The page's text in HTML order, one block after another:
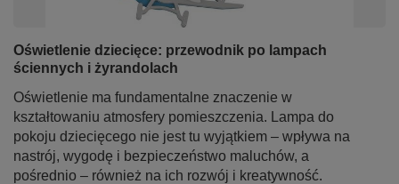
Oświetlenie dziecięce: przewodnik po lampach
ściennych i żyrandolach
Oświetlenie ma fundamentalne znaczenie w
kształtowaniu atmosfery pomieszczenia. Lampa do
pokoju dziecięcego nie jest tu wyjątkiem – wpływa na
nastrój, wygodę i bezpieczeństwo maluchów, a
pośrednio – również na ich rozwój i kreatywność.